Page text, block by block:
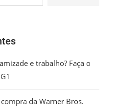
e trabalho? Faça o
da Warner Bros.